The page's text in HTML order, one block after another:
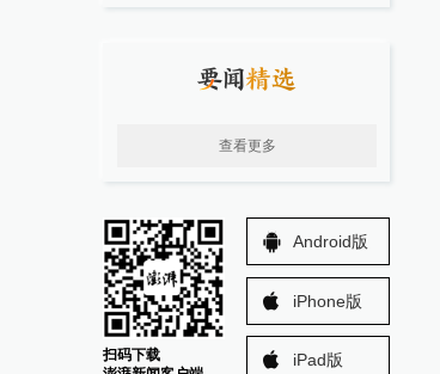
查看更多
扫码下载
Android版
iPhone版
iPad版